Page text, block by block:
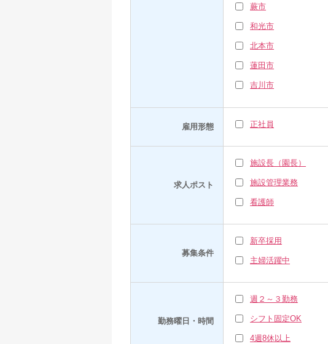
蕨市
和光市
北本市
蓮田市
吉川市
雇用形態 正社員
求人ポスト
施設長（園長）
施設管理業務
看護師
募集条件
新卒採用
主婦活躍中
勤務曜日・時間
週２～３勤務
シフト固定OK
4週8休以上